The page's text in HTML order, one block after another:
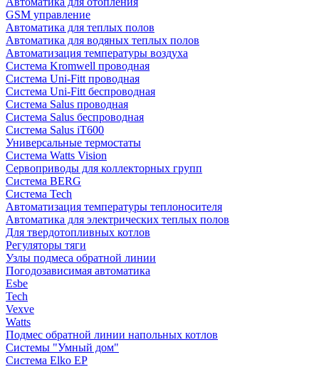
GSM управление
Автоматика для теплых полов
Автоматика для водяных теплых полов
Автоматизация температуры воздуха
Система Kromwell проводная
Система Uni-Fitt проводная
Система Uni-Fitt беспроводная
Система Salus проводная
Система Salus беспроводная
Система Salus iT600
Универсальные термостаты
Система Watts Vision
Сервоприводы для коллекторных групп
Система BERG
Система Tech
Автоматизация температуры теплоносителя
Автоматика для электрических теплых полов
Для твердотопливных котлов
Регуляторы тяги
Узлы подмеса обратной линии
Погодозависимая автоматика
Esbe
Tech
Vexve
Watts
Подмес обратной линии напольных котлов
Системы "Умный дом"
Система Elko EP